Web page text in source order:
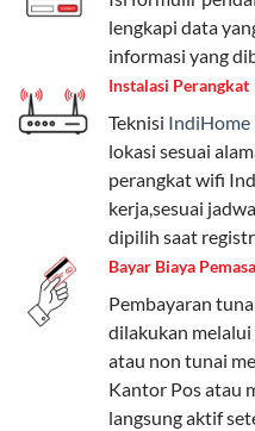
Pengguna bisa memilih
internet, komunikasi,
Paket Easy cocok untuk
Complete untuk yang
dan Paket Dynamic IP
memprioritaskan
Paket Telkomsel One
Salah satu fitur unggulan
Kuota Keluarga. Dengan
bisa membagikan
atau teman tanpa perlu
Berikut adalah detailnya:
lengkapi data
informasi yang
Instalasi Perangkat
Teknisi IndiHome
lokasi sesuai
perangkat wifi
kerja,sesuai
dipilih saat
Bayar Biaya
Pembayaran
dilakukan
atau non tunai
Kantor Pos atau
langsung aktif